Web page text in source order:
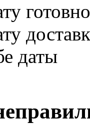
даты